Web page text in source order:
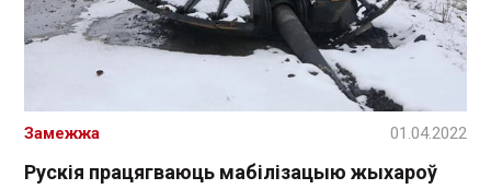
Рускія працягваюць мабілізацыю жыхароў
Замежжа 01.04.2022